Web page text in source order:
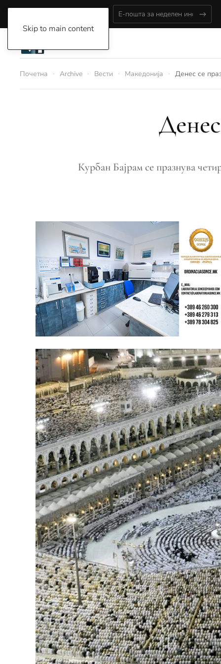
Skip to main content
Почетна Archive Вести Македонија Денес се
Курбан Бајрам се празнува